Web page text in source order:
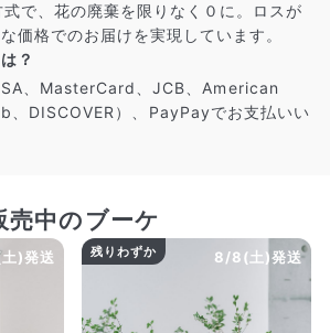
く？
いる写真は、実際にお届けする商品を撮
で、花の廃棄を限りなく０に。ロスが
価格でのお届けを実現しています。
？
、MasterCard、JCB、American
DISCOVER）、PayPayでお支払いい
売中のブーケ
)発送 8/8(土)発送
残りわずか